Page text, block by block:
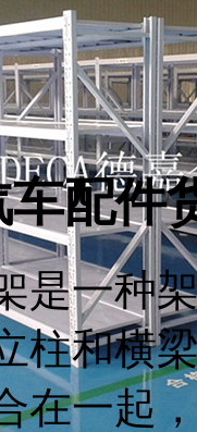
配件
是一种
柱和横
在一起